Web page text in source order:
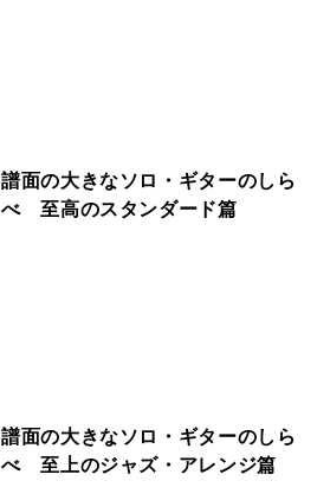
譜面の大きなソロ・ギターのしら
べ 至高のスタンダード篇
譜面の大きなソロ・ギターのしら
べ 至上のジャズ・アレンジ篇